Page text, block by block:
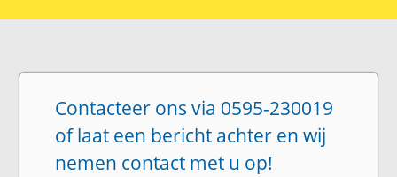
Contacteer ons via 0595-230019
of laat een bericht achter en wij
nemen contact met u op!